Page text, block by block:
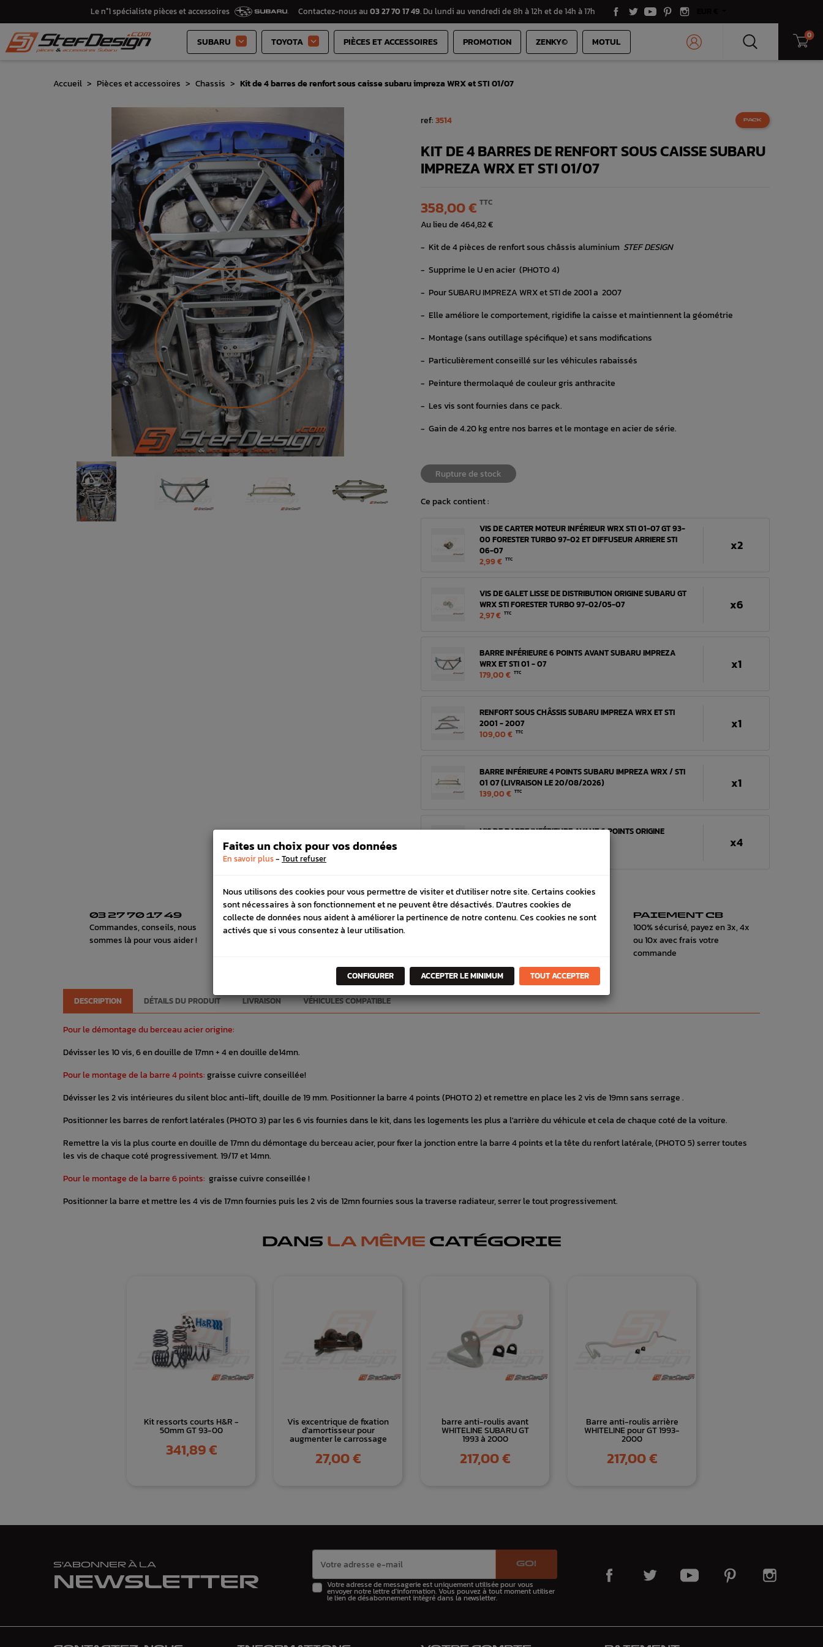
Le n°1 spécialiste pièces et accessoires Contactez-nous au 03 27 70 17 49. Du lundi au vendredi de 8h à 12h et de 14h à 17h
SUBARU  TOYOTA  PIÈCES ET ACCESSOIRES PROMOTION ZENKY© MOTUL 0
Accueil Pièces et accessoires Chassis Kit de 4 barres de renfort sous caisse subaru impreza WRX et STI 01/07
ref:3514 PACK
KIT DE 4 BARRES DE RENFORT SOUS CAISSE SUBARU
IMPREZA WRX ET STI 01/07
358,00 € TTC
Au lieu de 464,82 €
- Kit de 4 pièces de renfort sous châssis aluminium STEF DESIGN
- Supprime le U en acier (PHOTO 4)
- Pour SUBARU IMPREZA WRX et STI de 2001 a 2007
- Elle améliore le comportement, rigidifie la caisse et maintiennent la géométrie
- Montage (sans outillage spécifique) et sans modifications
- Particulièrement conseillé sur les véhicules rabaissés
- Peinture thermolaqué de couleur gris anthracite
- Les vis sont fournies dans ce pack.
- Gain de 4.20 kg entre nos barres et le montage en acier de série.
Rupture de stock
Ce pack contient :
VIS DE CARTER MOTEUR INFÉRIEUR WRX STI 01-07 GT 93-
00 FORESTER TURBO 97-02 ET DIFFUSEUR ARRIERE STI
06-07
2,99 € TTC
x2
VIS DE GALET LISSE DE DISTRIBUTION ORIGINE SUBARU GT
WRX STI FORESTER TURBO 97-02/05-07
2,97 € TTC x6
BARRE INFÉRIEURE 6 POINTS AVANT SUBARU IMPREZA
WRX ET STI 01 - 07
179,00 € TTC x1
RENFORT SOUS CHÂSSIS SUBARU IMPREZA WRX ET STI
2001 - 2007
109,00 € TTC x1
BARRE INFÉRIEURE 4 POINTS SUBARU IMPREZA WRX / STI
01 07 (LIVRAISON LE 20/08/2026)
139,00 € TTC x1
VIS DE BARRE INFÉRIEURE AVANT 6 POINTS ORIGINE
x4
03 27 70 17 49
Commandes, conseils, nous
sommes là pour vous aider !
HORAIRES
Lundi au vendredi de 8h à 12h et
LIVRAISON EXPRESS PAIEMENT CB
100% sécurisé, payez en 3x, 4x
ou 10x avec frais votre
commande
DESCRIPTION DÉTAILS DU PRODUIT LIVRAISON VÉHICULES COMPATIBLE
Pour le démontage du berceau acier origine:
Dévisser les 10 vis, 6 en douille de 17mn + 4 en douille de14mn.
Pour le montage de la barre 4 points:graisse cuivre conseillée!
Dévisser les 2 vis intérieures du silent bloc anti-lift, douille de 19 mm. Positionner la barre 4 points (PHOTO 2) et remettre en place les 2 vis de 19mn sans serrage .
Positionner les barres de renfort latérales (PHOTO 3) par les 6 vis fournies dans le kit, dans les logements les plus a l'arrière du véhicule et cela de chaque coté de la voiture.
Remettre la vis la plus courte en douille de 17mn du démontage du berceau acier, pour fixer la jonction entre la barre 4 points et la tête du renfort latérale, (PHOTO 5) serrer toutes
les vis de chaque coté progressivement. 19/17 et 14mn.
Pour le montage de la barre 6 points: graisse cuivre conseillée !
Positionner la barre et mettre les 4 vis de 17mn fournies puis les 2 vis de 12mn fournies sous la traverse radiateur, serrer le tout progressivement.
DANS LA MÊME CATÉGORIE
Kit ressorts courts H&R -
50mm GT 93-00
Prix
341,89 €
Vis excentrique de fixation
d'amortisseur pour
augmenter le carrossage
Prix
27,00 €
barre anti-roulis avant
WHITELINE SUBARU GT
1993 à 2000
Prix
217,00 €
Barre anti-roulis arrière
WHITELINE pour GT 1993-
2000
Prix
217,00 €
S'ABONNER À LA
NEWSLETTER
GO!
Votre adresse de messagerie est uniquement utilisée pour vous
envoyer notre lettre d'information. Vous pouvez à tout moment utiliser
le lien de désabonnement intégré dans la newsletter.
Faites un choix pour vos données
En savoir plus- Tout refuser
Nous utilisons des cookies pour vous permettre de visiter et d'utiliser notre site. Certains cookies
sont nécessaires à son fonctionnement et ne peuvent être désactivés. D'autres cookies de
collecte de données nous aident à améliorer la pertinence de notre contenu. Ces cookies ne sont
activés que si vous consentez à leur utilisation.
CONFIGURER ACCEPTER LE MINIMUM TOUT ACCEPTER